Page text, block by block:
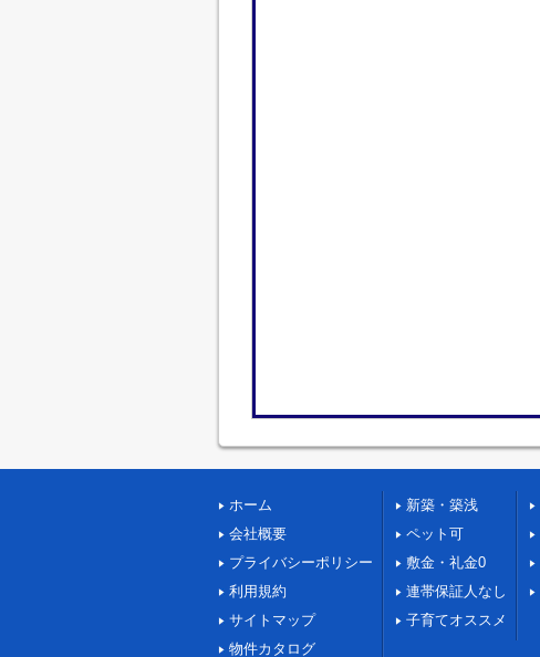
ホーム
会社概要
プライバシーポリシー
利用規約
サイトマップ
物件カタログ
新築・築浅
ペット可
敷金・礼金0
連帯保証人なし
子育てオススメ